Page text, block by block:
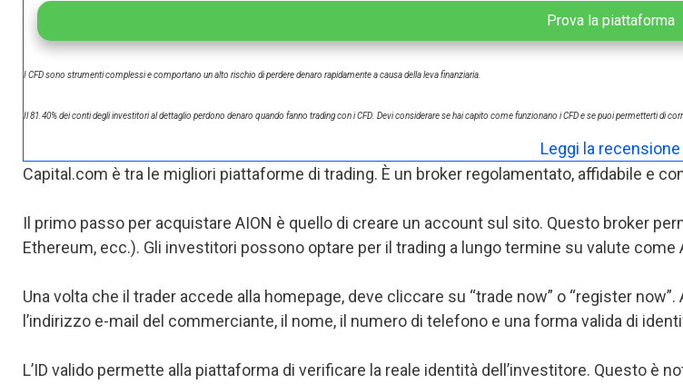
Prova la piattaforma
I CFD sono strumenti complessi e comportano un alto rischio di perdere denaro rapidamente a causa della leva finanziaria.
Il 81.40% dei conti degli investitori al dettaglio perdono denaro quando fanno trading con i CFD. Devi considerare se hai capito come funzionano i CFD e se puoi permetterti di
Leggi la recensione
Capital.com è tra le migliori piattaforme di trading. È un broker regolamentato, affidabile e
Il primo passo per acquistare AION è quello di creare un account sul sito. Questo broker
Ethereum, ecc.). Gli investitori possono optare per il trading a lungo termine su valute
Una volta che il trader accede alla homepage, deve cliccare su “trade now” o “register
l’indirizzo e-mail del commerciante, il nome, il numero di telefono e una forma valida di
L’ID valido permette alla piattaforma di verificare la reale identità dell’investitore. Questo è